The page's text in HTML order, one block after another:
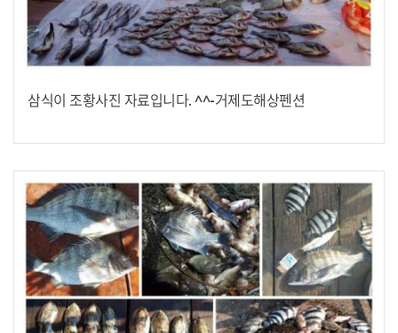
삼식이 조황사진 자료입니다. ^^-거제도해상펜션